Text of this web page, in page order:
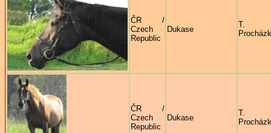
ČR /
Czech
Republic
Dukase
T.
ČR /
Czech
Republic
Dukase
T.